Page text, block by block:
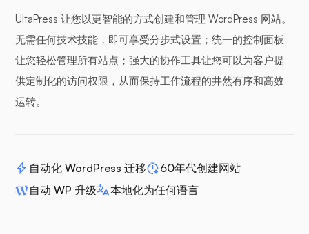
UltaPress 让您以更智能的方式创建和管理 WordPress 网站。
无需任何技术技能，即可享受分步式设置；统一的控制面板
让您轻松管理所有站点；强大的协作工具让您可以为客户提
供定制化的访问权限，从而保持工作流程的井然有序和高效
运转。
自动化 WordPress 迁移
60年代创建网站
自动 WP 升级
本地化为任何语言